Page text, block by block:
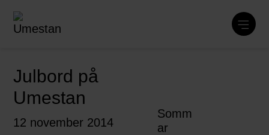
Julbord på
Umestan
12 november 2014
Somm
ar